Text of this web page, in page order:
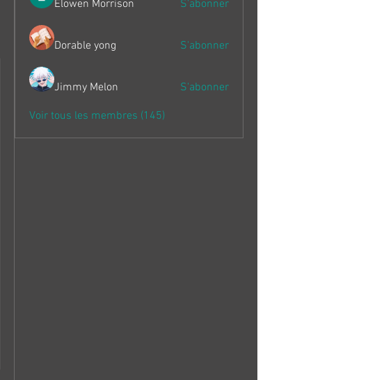
Elowen Morrison S'abonner
Dorable yong S'abonner
Jimmy Melon S'abonner
Voir tous les membres (145)